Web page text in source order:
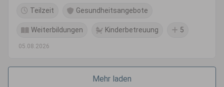
Teilzeit Gesundheitsangebote
Weiterbildungen Kinderbetreuung 5
05.08.2026
Mehr laden